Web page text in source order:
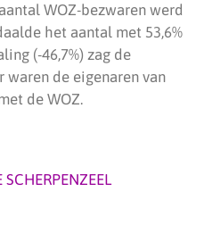
WOZ-bezwaren werd
het aantal met 53,6%
(-46,7%) zag de
waren de eigenaren van
de WOZ.
SCHERPENZEEL